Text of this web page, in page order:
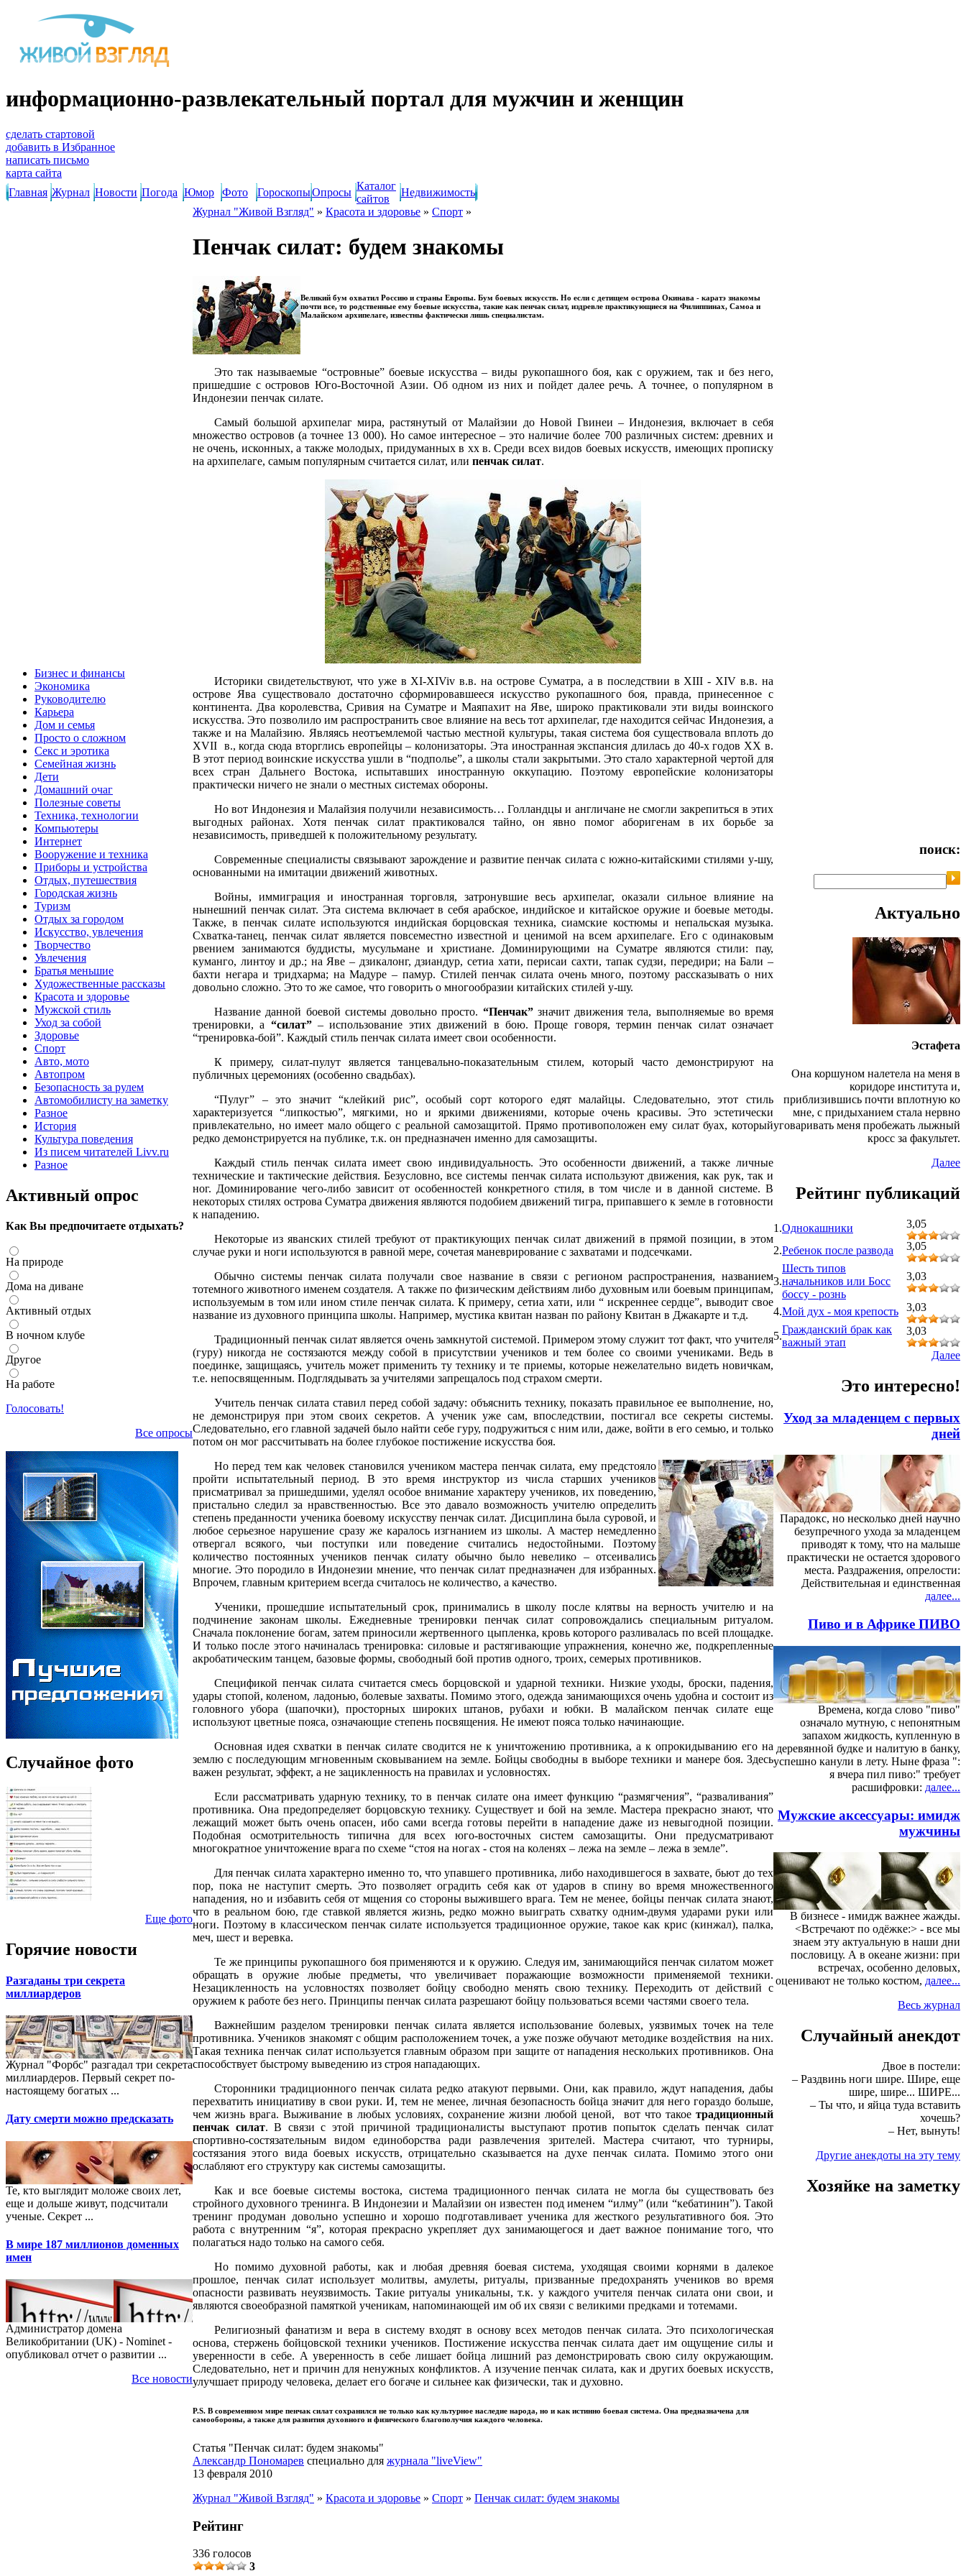
информационно-развлекательный портал для мужчин и женщин
сделать стартовой
добавить в Избранное
написать письмо
карта сайта
Главная Журнал Новости Погода Юмор Фото ГороскопыОпросы
Каталог
сайтов
Недвижимость
Бизнес и финансы
Экономика
Руководителю
Карьера
Дом и семья
Просто о сложном
Секс и эротика
Семейная жизнь
Дети
Домашний очаг
Полезные советы
Техника, технологии
Компьютеры
Интернет
Вооружение и техника
Приборы и устройства
Отдых, путешествия
Городская жизнь
Туризм
Отдых за городом
Искусство, увлечения
Творчество
Увлечения
Братья меньшие
Художественные рассказы
Красота и здоровье
Мужской стиль
Уход за собой
Здоровье
Спорт
Авто, мото
Автопром
Безопасность за рулем
Автомобилисту на заметку
Разное
История
Культура поведения
Из писем читателей Livv.ru
Разное
Активный опрос
Как Вы предпочитаете отдыхать?
На природе
Дома на диване
Активный отдых
В ночном клубе
Другое
На работе
Голосовать!
Все опросы
Случайное фото
Еще фото
Горячие новости
Разгаданы три секрета
миллиардеров
Журнал "Форбс" разгадал три секрета
миллиардеров. Первый секрет по-
настоящему богатых ...
Дату смерти можно предсказать
Те, кто выглядит моложе своих лет,
еще и дольше живут, подсчитали
ученые. Секрет ...
В мире 187 миллионов доменных
имен
Администратор домена
Великобритании (UK) - Nominet -
опубликовал отчет о развитии ...
Все новости
Журнал "Живой Взгляд" » Красота и здоровье » Спорт »
Пенчак силат: будем знакомы
Великий бум охватил Россию и страны Европы. Бум боевых искусств. Но если с детищем острова Окинава - каратэ знакомы
почти все, то родственные ему боевые искусства, такие как пенчак силат, издревле практикующиеся на Филиппинах, Самоа и
Малайском архипелаге, известны фактически лишь специалистам.
Это так называемые “островные” боевые искусства – виды рукопашного боя, как с оружием, так и без него,
пришедшие с островов Юго-Восточной Азии. Об одном из них и пойдет далее речь. А точнее, о популярном в
Индонезии пенчак силате.
Самый большой архипелаг мира, растянутый от Малайзии до Новой Гвинеи – Индонезия, включает в себя
множество островов (а точнее 13 000). Но самое интересное – это наличие более 700 различных систем: древних и
не очень, исконных, а также молодых, придуманных в xx в. Среди всех видов боевых искусств, имеющих прописку
на архипелаге, самым популярным считается силат, или пенчак силат.
Историки свидетельствуют, что уже в XI-XIViv в.в. на острове Суматра, а в последствии в XIII - XIV в.в. на
острове Ява существовало достаточно сформировавшееся искусство рукопашного боя, правда, принесенное с
континента. Два королевства, Сривия на Суматре и Маяпахит на Яве, широко практиковали эти виды воинского
искусства. Это позволило им распространить свое влияние на весь тот архипелаг, где находится сейчас Индонезия, а
также и на Малайзию. Являясь неотъемлемой частью местной культуры, такая система боя существовала вплоть до
XVII в., когда сюда вторглись европейцы – колонизаторы. Эта иностранная экспансия длилась до 40-х годов XX в.
В этот период воинские искусства ушли в “подполье”, а школы стали закрытыми. Это стало характерной чертой для
всех стран Дальнего Востока, испытавших иностранную оккупацию. Поэтому европейские колонизаторы
практически ничего не знали о местных системах обороны.
Но вот Индонезия и Малайзия получили независимость… Голландцы и англичане не смогли закрепиться в этих
выгодных районах. Хотя пенчак силат практиковался тайно, он явно помог аборигенам в их борьбе за
независимость, приведшей к положительному результату.
Современные специалисты связывают зарождение и развитие пенчак силата с южно-китайскими стилями у-шу,
основанными на имитации движений животных.
Войны, иммиграция и иностранная торговля, затронувшие весь архипелаг, оказали сильное влияние на
нынешний пенчак силат. Эта система включает в себя арабское, индийское и китайское оружие и боевые методы.
Также, в пенчак силате используются индийская борцовская техника, сиамские костюмы и непальская музыка.
Схватка-танец, пенчак силат является повсеместно известной и ценимой на всем архипелаге. Его с одинаковым
рвением занимаются буддисты, мусульмане и христиане. Доминирующими на Суматре являются стили: пау,
куманго, линтоу и др.; на Яве – дзикалонг, дзиандур, сетиа хати, перисаи сахти, тапак судзи, передири; на Бали –
бахти негара и тридхарма; на Мадуре – памур. Стилей пенчак силата очень много, поэтому рассказывать о них
довольно сложно. Это то же самое, что говорить о многообразии китайских стилей у-шу.
Название данной боевой системы довольно просто. “Пенчак”значит движения тела, выполняемые во время
тренировки, а “силат”– использование этих движений в бою. Проще говоря, термин пенчак силат означает
“тренировка-бой”. Каждый стиль пенчак силата имеет свои особенности.
К примеру, силат-пулут является танцевально-показательным стилем, который часто демонстрируют на
публичных церемониях (особенно свадьбах).
“Пулуг” – это значит “клейкий рис”, особый сорт которого едят малайцы. Следовательно, этот стиль
характеризуется “липкостью”, мягкими, но и яркими движениями, которые очень красивы. Это эстетически
привлекательно, но имеет мало общего с реальной самозащитой. Прямо противоположен ему силат буах, который
редко демонстрируется на публике, т.к. он предназначен именно для самозащиты.
Каждый стиль пенчак силата имеет свою индивидуальность. Это особенности движений, а также личные
технические и тактические действия. Безусловно, все системы пенчак силата используют движения, как рук, так и
ног. Доминирование чего-либо зависит от особенностей конкретного стиля, в том числе и в данной системе. В
некоторых стилях острова Суматра движения являются подобием движений тигра, припавшего к земле в готовности
к нападению.
Некоторые из яванских стилей требуют от практикующих пенчак силат движений в прямой позиции, в этом
случае руки и ноги используются в равной мере, сочетая маневрирование с захватами и подсечками.
Обычно системы пенчак силата получали свое название в связи с регионом распространения, названием
тотемного животного именем создателя. А также по физическим действиям либо духовным или боевым принципам,
используемым в том или ином стиле пенчак силата. К примеру, сетиа хати, или “ искреннее сердце”, выводит свое
название из духовного принципа школы. Например, мустика квитан назван по району Квитан в Джакарте и т.д.
Традиционный пенчак силат является очень замкнутой системой. Примером этому служит тот факт, что учителя
(гуру) никогда не состязаются между собой в присутствии учеников и тем более со своими учениками. Ведь в
поединке, защищаясь, учитель может применить ту технику и те приемы, которые нежелательно видеть новичкам,
т.е. непосвященным. Подглядывать за учителями запрещалось под страхом смерти.
Учитель пенчак силата ставил перед собой задачу: объяснить технику, показать правильное ее выполнение, но,
не демонстрируя при этом своих секретов. А ученик уже сам, впоследствии, постигал все секреты системы.
Следовательно, его главной задачей было найти себе гуру, подружиться с ним или, даже, войти в его семью, и только
потом он мог рассчитывать на более глубокое постижение искусства боя.
Но перед тем как человек становился учеником мастера пенчак силата, ему предстояло
пройти испытательный период. В это время инструктор из числа старших учеников
присматривал за пришедшими, уделял особое внимание характеру учеников, их поведению,
пристально следил за нравственностью. Все это давало возможность учителю определить
степень преданности ученика боевому искусству пенчак силат. Дисциплина была суровой, и
любое серьезное нарушение сразу же каралось изгнанием из школы. А мастер немедленно
отвергал всякого, чьи поступки или поведение считались недостойными. Поэтому
количество постоянных учеников пенчак силату обычно было невелико – отсеивались
многие. Это породило в Индонезии мнение, что пенчак силат предназначен для избранных.
Впрочем, главным критерием всегда считалось не количество, а качество.
Ученики, прошедшие испытательный срок, принимались в школу после клятвы на верность учителю и на
подчинение законам школы. Ежедневные тренировки пенчак силат сопровождались специальным ритуалом.
Сначала поклонение богам, затем приносили жертвенного цыпленка, кровь которого разливалась по всей площадке.
И только после этого начиналась тренировка: силовые и растягивающие упражнения, конечно же, подкрепленные
акробатическим танцем, базовые формы, свободный бой против одного, троих, семерых противников.
Спецификой пенчак силата считается смесь борцовской и ударной техники. Низкие уходы, броски, падения,
удары стопой, коленом, ладонью, болевые захваты. Помимо этого, одежда занимающихся очень удобна и состоит из
головного убора (шапочки), просторных широких штанов, рубахи и юбки. В малайском пенчак силате еще
используют цветные пояса, означающие степень посвящения. Не имеют пояса только начинающие.
Основная идея схватки в пенчак силате сводится не к уничтожению противника, а к опрокидыванию его на
землю с последующим мгновенным сковыванием на земле. Бойцы свободны в выборе техники и манере боя. Здесь
важен результат, эффект, а не зацикленность на правилах и условностях.
Если рассматривать ударную технику, то в пенчак силате она имеет функцию “размягчения”, “разваливания”
противника. Она предопределяет борцовскую технику. Существует и бой на земле. Мастера прекрасно знают, что
лежащий может быть очень опасен, ибо сами всегда готовы перейти в нападение даже из невыгодной позиции.
Подобная осмотрительность типична для всех юго-восточных систем самозащиты. Они предусматривают
многократное уничтожение врага по схеме “стоя на ногах - стоя на коленях – лежа на земле – лежа в земле”.
Для пенчак силата характерно именно то, что упавшего противника, либо находившегося в захвате, бьют до тех
пор, пока не наступит смерть. Это позволяет оградить себя как от ударов в спину во время множественного
нападения, но и избавить себя от мщения со стороны выжившего врага. Тем не менее, бойцы пенчак силата знают,
что в реальном бою, где ставкой является жизнь, редко можно выиграть схватку одним-двумя ударами руки или
ноги. Поэтому в классическом пенчак силате используется традиционное оружие, такое как крис (кинжал), палка,
меч, шест и веревка.
Те же принципы рукопашного боя применяются и к оружию. Следуя им, занимающийся пенчак силатом может
обращать в оружие любые предметы, что увеличивает поражающие возможности применяемой техники.
Незацикленность на условностях позволяет бойцу свободно менять свою технику. Переходить от действий с
оружием к работе без него. Принципы пенчак силата разрешают бойцу пользоваться всеми частями своего тела.
Важнейшим разделом тренировки пенчак силата является использование болевых, уязвимых точек на теле
противника. Учеников знакомят с общим расположением точек, а уже позже обучают методике воздействия на них.
Такая техника пенчак силат используется главным образом при защите от нападения нескольких противников. Она
способствует быстрому выведению из строя нападающих.
Сторонники традиционного пенчак силата редко атакуют первыми. Они, как правило, ждут нападения, дабы
перехватить инициативу в свои руки. И, тем не менее, личная безопасность бойца значит для него гораздо больше,
чем жизнь врага. Выживание в любых условиях, сохранение жизни любой ценой, вот что такое традиционный
пенчак силат. В связи с этой причиной традиционалисты выступают против попыток сделать пенчак силат
спортивно-состязательным видом единоборства ради развлечения зрителей. Мастера считают, что турниры,
состязания этого вида боевых искусств, отрицательно сказывается на духе пенчак силата. Помимо этого они
ослабляют его структуру как системы самозащиты.
Как и все боевые системы востока, система традиционного пенчак силата не могла бы существовать без
стройного духовного тренинга. В Индонезии и Малайзии он известен под именем “илму” (или “кебатинин”). Такой
тренинг продуман довольно успешно и хорошо подготавливает ученика для жесткого результативного боя. Это
работа с внутренним “я”, которая прекрасно укрепляет дух занимающегося и дает важное понимание того, что
полагаться надо только на самого себя.
Но помимо духовной работы, как и любая древняя боевая система, уходящая своими корнями в далекое
прошлое, пенчак силат использует молитвы, амулеты, ритуалы, призванные предохранять учеников во время
опасности развивать неуязвимость. Такие ритуалы уникальны, т.к. у каждого учителя пенчак силата они свои, и
являются своеобразной памяткой ученикам, напоминающей им об их связи с великими предками и тотемами.
Религиозный фанатизм и вера в систему входят в основу всех методов пенчак силата. Это психологическая
основа, стержень бойцовской техники учеников. Постижение искусства пенчак силата дает им ощущение силы и
уверенности в себе. А уверенность в себе лишает бойца лишний раз демонстрировать свою силу окружающим.
Следовательно, нет и причин для ненужных конфликтов. А изучение пенчак силата, как и других боевых искусств,
улучшает природу человека, делает его богаче и сильнее как физически, так и духовно.
P.S. В современном мире пенчак силат сохранился не только как культурное наследие народа, но и как истинно боевая система. Она предназначена для
самообороны, а также для развития духовного и физического благополучия каждого человека.
Статья "Пенчак силат: будем знакомы"
Александр Пономарев специально для журнала "liveView"
13 февраля 2010
Журнал "Живой Взгляд" » Красота и здоровье » Спорт » Пенчак силат: будем знакомы
Рейтинг
336 голосов
3
поиск:
Актуально
Эстафета
Она коршуном налетела на меня в
коридоре института и,
приблизившись почти вплотную ко
мне, с придыханием стала нервно
уговаривать меня пробежать лыжный
кросс за факультет.
Далее
Рейтинг публикаций
1.Однокашники 3,05
2.Ребенок после развода 3,05
3.
Шесть типов
начальников или Босс
боссу - рознь
3,03
4.Мой дух - моя крепость 3,03
5.
Гражданский брак как
важный этап
3,03
Далее
Это интересно!
Уход за младенцем с первых
дней
Парадокс, но несколько дней научно
безупречного ухода за младенцем
приводят к тому, что на малыше
практически не остается здорового
места. Раздражения, опрелости:
Действительная и единственная
далее...
Пиво и в Африке ПИВО
Времена, когда слово "пиво"
означало мутную, с непонятным
запахом жидкость, купленную в
деревянной будке и налитую в банку,
успешно канули в лету. Ныне фраза ":
я вчера пил пиво:" требует
расшифровки: далее...
Мужские аксессуары: имидж
мужчины
В бизнесе - имидж важнее жажды.
<Встречают по одёжке:> - все мы
знаем эту актуальную в наши дни
пословицу. А в океане жизни: при
встречах, особенно деловых,
оценивают не только костюм, далее...
Весь журнал
Случайный анекдот
Двое в постели:
– Раздвинь ноги шире. Шире, еще
шире, шире... ШИРЕ...
– Ты что, и яйца туда вставить
хочешь?
– Нет, вынуть!
Другие анекдоты на эту тему
Хозяйке на заметку